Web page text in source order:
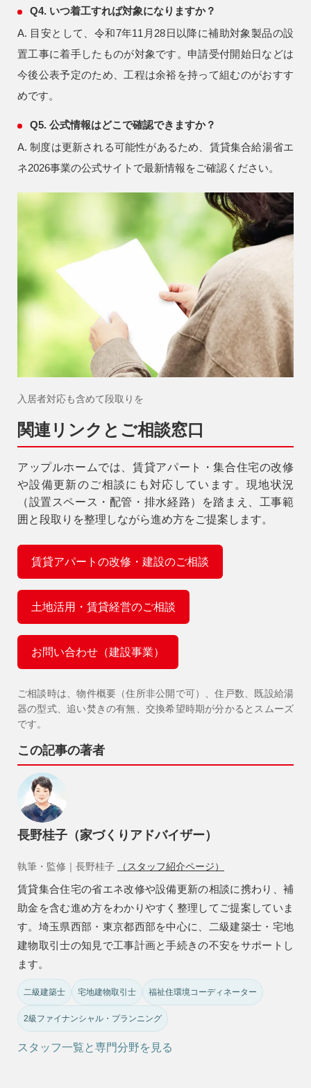
Q4. いつ着工すれば対象になりますか？
A. 目安として、令和7年11月28日以降に補助対象製品の設
置工事に着手したものが対象です。申請受付開始日などは
今後公表予定のため、工程は余裕を持って組むのがおすす
めです。
Q5. 公式情報はどこで確認できますか？
A. 制度は更新される可能性があるため、賃貸集合給湯省エ
ネ2026事業の公式サイトで最新情報をご確認ください。
入居者対応も含めて段取りを
関連リンクとご相談窓口
アップルホームでは、賃貸アパート・集合住宅の改修
や設備更新のご相談にも対応しています。現地状況
（設置スペース・配管・排水経路）を踏まえ、工事範
囲と段取りを整理しながら進め方をご提案します。
賃貸アパートの改修・建設のご相談
土地活用・賃貸経営のご相談
お問い合わせ（建設事業）
ご相談時は、物件概要（住所非公開で可）、住戸数、既設給湯
器の型式、追い焚きの有無、交換希望時期が分かるとスムーズ
です。
この記事の著者
長野桂子（家づくりアドバイザー）
執筆・監修｜長野桂子 （スタッフ紹介ページ）
賃貸集合住宅の省エネ改修や設備更新の相談に携わり、補
助金を含む進め方をわかりやすく整理してご提案していま
す。埼玉県西部・東京都西部を中心に、二級建築士・宅地
建物取引士の知見で工事計画と手続きの不安をサポートし
ます。
二級建築士 宅地建物取引士 福祉住環境コーディネーター
2級ファイナンシャル・プランニング
スタッフ一覧と専門分野を見る